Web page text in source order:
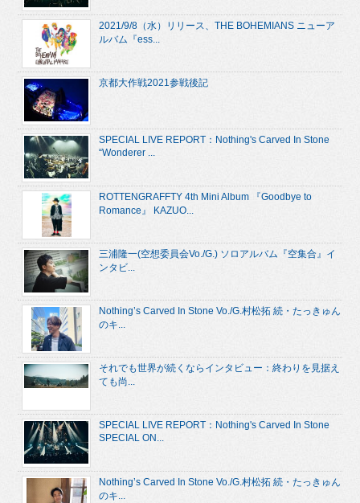
2021/9/8（水）リリース、THE BOHEMIANS ニューア
ルバム『ess...
京都大作戦2021参戦後記
SPECIAL LIVE REPORT：Nothing's Carved In Stone
“Wonderer ...
ROTTENGRAFFTY 4th Mini Album 『Goodbye to
Romance』 KAZUO...
三浦隆一(空想委員会Vo./G.) ソロアルバム『空集合』イ
ンタビ...
Nothing’s Carved In Stone Vo./G.村松拓 続・たっきゅん
のキ...
それでも世界が続くならインタビュー：終わりを見据え
ても尚...
SPECIAL LIVE REPORT：Nothing's Carved In Stone
SPECIAL ON...
Nothing’s Carved In Stone Vo./G.村松拓 続・たっきゅん
のキ...